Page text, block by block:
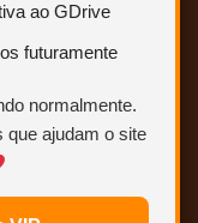
ao GDrive
futuramente
normalmente.
que ajudam o site